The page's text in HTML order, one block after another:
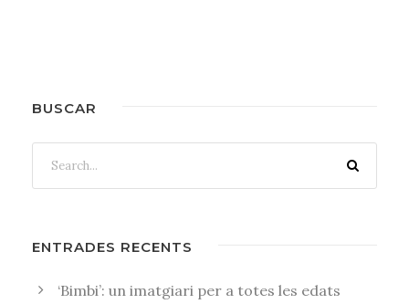
BUSCAR
ENTRADES RECENTS
‘Bimbi’: un imatgiari per a totes les edats